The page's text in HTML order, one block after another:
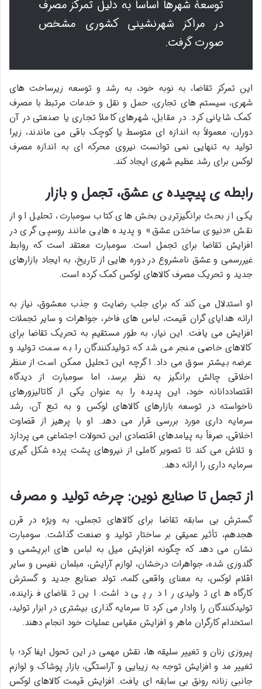
توسعۀ شهرها اساسا به دلیل تمرکز مصرف
در مراکز شهرنشینی کشوری مشخص
صورت گرفت.
این تمرکز تقاضا، به نوبه خود، به رشد و توسعه زیرساخت های
شهری، سیستم های تجاری، حمل و نقل و خدمات مرتبط با مصرف
کمک شایانی کرد. در مقابل، شهرهای کاملاً تجاری یا صنعتی در آن
دوران، معمولاً به اندازه ای متوسط یا کوچک باقی می ماندند، زیرا
تولید به تنهایی نمی توانست نیروی محرکه ای به اندازه مصرف
لوکس برای رشد عظیم شهری ایجاد کند.
رابطه ی پیچیده ی عشق، تجمل و بازار
یکی از بحث برانگیزترین بخش های کتاب سومبارت، تحلیل او از
نقش «دنیوی ساختن عشق» و پدیده هایی مانند روسپی گری در
افزایش تقاضا برای تجمل است. سومبارت معتقد است که روابط
غیررسمی و عشق نامشروع در دوره هایی از تاریخ، به ایجاد بازارهای
جدید و تحریک مصرف کالاهای لوکس کمک کرده است.
او استدلال می کند که برای جلب رضایت و جذب معشوق، نیاز به
ارائه هدایای گران قیمت، لباس های فاخر، جواهرات و سایر تجملات
افزایش می یافت. این نیاز، به طور مستقیم به تحریک تقاضا برای
کالاهای خاصی منجر می شد که تولیدکنندگان را به سمت تولید و
عرضه بیشتر سوق می داد. اگرچه این تحلیل ممکن است از منظر
اخلاقی چالش برانگیز به نظر برسد، اما سومبارت از دیدگاه
اقتصاددانانه خود، این پدیده را به عنوان یکی از کاتالیزورهای
ناخواسته در توسعه بازارهای کالاهای لوکس و به تبع آن، رشد
سرمایه داری مورد بررسی قرار می دهد. او با پرهیز از قضاوت
اخلاقی، صرفاً به پیامدهای اقتصادی این تحولات اجتماعی می پردازد
و تلاش می کند تا تصویر کاملی از نیروهای پشت پرده شکل گیری
سرمایه داری را ارائه دهد.
از تجمل تا صنایع نوین: چرخه تولید و مصرف
گسترش بی سابقه تقاضا برای کالاهای تجملی، به ویژه در قرن
هجدهم، تأثیر عمیقی بر ساختار تولید و صنعت گذاشت. سومبارت
نشان می دهد که چگونه افزایش میل به لباس های ابریشمی و
گلدوزی شده، جواهرات درخشان، لوازم آرایش، مبلمان نفیس و سایر
اقلام لوکس، به معنای واقعی کلمه، تولد صنایع جدید و گسترش
کارگاه های تولیدی را در پی داشت. این تقاضای فزاینده،
تولیدکنندگان را وادار می کرد تا سرمایه گذاری بیشتری در ابزار تولید،
استخدام کارگران ماهر و افزایش مقیاس عملیات خود انجام دهند.
پیروزی زنان و تغییر سلیقه ها، نقش مهمی در این تحول ایفا کرد؛ با
تغییر مد و افزایش توجه به زیبایی و آراستگی، بازار پوشاک و لوازم
جانبی زنانه رونق بی سابقه ای یافت. افزایش قیمت کالاهای لوکس